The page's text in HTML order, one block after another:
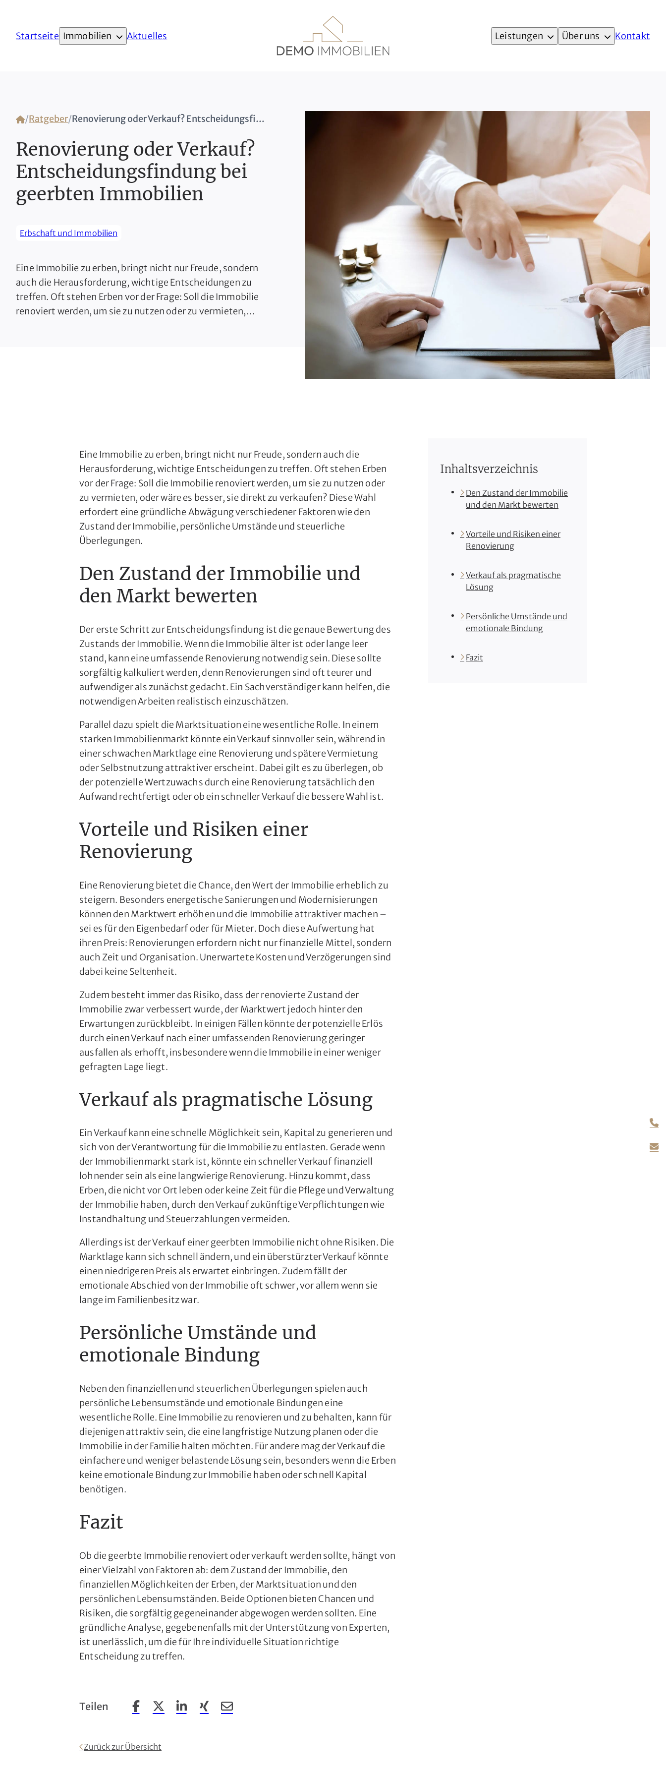
Startseite Immobilien Aktuelles Leistungen Über uns Kontakt
Home
/Ratgeber/ Renovierung oder Verkauf? Entscheidungsfindung bei geerbten Immobilien
Renovierung oder Verkauf?
Entscheidungsfindung bei
geerbten Immobilien
Erbschaft und Immobilien
Eine Immobilie zu erben, bringt nicht nur Freude, sondern
auch die Herausforderung, wichtige Entscheidungen zu
treffen. Oft stehen Erben vor der Frage: Soll die Immobilie
renoviert werden, um sie zu nutzen oder zu vermieten,
Eine Immobilie zu erben, bringt nicht nur Freude, sondern auch die
Herausforderung, wichtige Entscheidungen zu treffen. Oft stehen Erben
vor der Frage: Soll die Immobilie renoviert werden, um sie zu nutzen oder
zu vermieten, oder wäre es besser, sie direkt zu verkaufen? Diese Wahl
erfordert eine gründliche Abwägung verschiedener Faktoren wie den
Zustand der Immobilie, persönliche Umstände und steuerliche
Überlegungen.
Den Zustand der Immobilie und
den Markt bewerten
Der erste Schritt zur Entscheidungsfindung ist die genaue Bewertung des
Zustands der Immobilie. Wenn die Immobilie älter ist oder lange leer
stand, kann eine umfassende Renovierung notwendig sein. Diese sollte
sorgfältig kalkuliert werden, denn Renovierungen sind oft teurer und
aufwendiger als zunächst gedacht. Ein Sachverständiger kann helfen, die
notwendigen Arbeiten realistisch einzuschätzen.
Parallel dazu spielt die Marktsituation eine wesentliche Rolle. In einem
starken Immobilienmarkt könnte ein Verkauf sinnvoller sein, während in
einer schwachen Marktlage eine Renovierung und spätere Vermietung
oder Selbstnutzung attraktiver erscheint. Dabei gilt es zu überlegen, ob
der potenzielle Wertzuwachs durch eine Renovierung tatsächlich den
Aufwand rechtfertigt oder ob ein schneller Verkauf die bessere Wahl ist.
Vorteile und Risiken einer
Renovierung
Eine Renovierung bietet die Chance, den Wert der Immobilie erheblich zu
steigern. Besonders energetische Sanierungen und Modernisierungen
können den Marktwert erhöhen und die Immobilie attraktiver machen –
sei es für den Eigenbedarf oder für Mieter. Doch diese Aufwertung hat
ihren Preis: Renovierungen erfordern nicht nur finanzielle Mittel, sondern
auch Zeit und Organisation. Unerwartete Kosten und Verzögerungen sind
dabei keine Seltenheit.
Zudem besteht immer das Risiko, dass der renovierte Zustand der
Immobilie zwar verbessert wurde, der Marktwert jedoch hinter den
Erwartungen zurückbleibt. In einigen Fällen könnte der potenzielle Erlös
durch einen Verkauf nach einer umfassenden Renovierung geringer
ausfallen als erhofft, insbesondere wenn die Immobilie in einer weniger
gefragten Lage liegt.
Verkauf als pragmatische Lösung
Ein Verkauf kann eine schnelle Möglichkeit sein, Kapital zu generieren und
sich von der Verantwortung für die Immobilie zu entlasten. Gerade wenn
der Immobilienmarkt stark ist, könnte ein schneller Verkauf finanziell
lohnender sein als eine langwierige Renovierung. Hinzu kommt, dass
Erben, die nicht vor Ort leben oder keine Zeit für die Pflege und Verwaltung
der Immobilie haben, durch den Verkauf zukünftige Verpflichtungen wie
Instandhaltung und Steuerzahlungen vermeiden.
Allerdings ist der Verkauf einer geerbten Immobilie nicht ohne Risiken. Die
Marktlage kann sich schnell ändern, und ein überstürzter Verkauf könnte
einen niedrigeren Preis als erwartet einbringen. Zudem fällt der
emotionale Abschied von der Immobilie oft schwer, vor allem wenn sie
lange im Familienbesitz war.
Persönliche Umstände und
emotionale Bindung
Neben den finanziellen und steuerlichen Überlegungen spielen auch
persönliche Lebensumstände und emotionale Bindungen eine
wesentliche Rolle. Eine Immobilie zu renovieren und zu behalten, kann für
diejenigen attraktiv sein, die eine langfristige Nutzung planen oder die
Immobilie in der Familie halten möchten. Für andere mag der Verkauf die
einfachere und weniger belastende Lösung sein, besonders wenn die Erben
keine emotionale Bindung zur Immobilie haben oder schnell Kapital
benötigen.
Fazit
Ob die geerbte Immobilie renoviert oder verkauft werden sollte, hängt von
einer Vielzahl von Faktoren ab: dem Zustand der Immobilie, den
finanziellen Möglichkeiten der Erben, der Marktsituation und den
persönlichen Lebensumständen. Beide Optionen bieten Chancen und
Risiken, die sorgfältig gegeneinander abgewogen werden sollten. Eine
gründliche Analyse, gegebenenfalls mit der Unterstützung von Experten,
ist unerlässlich, um die für Ihre individuelle Situation richtige
Entscheidung zu treffen.
Inhaltsverzeichnis
Den Zustand der Immobilie
und den Markt bewerten
Vorteile und Risiken einer
Renovierung
Verkauf als pragmatische
Lösung
Persönliche Umstände und
emotionale Bindung
Fazit
Teilen Beitrag auf Facebook teilen
Beitrag auf X teilen
Beitrag auf LinkedIn teilen
Beitrag auf Xing teilen
Beitrag per Email teilen
Zurück zur Übersicht